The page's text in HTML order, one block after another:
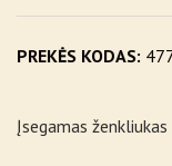
PREKĖS KODAS:
Įsegamas